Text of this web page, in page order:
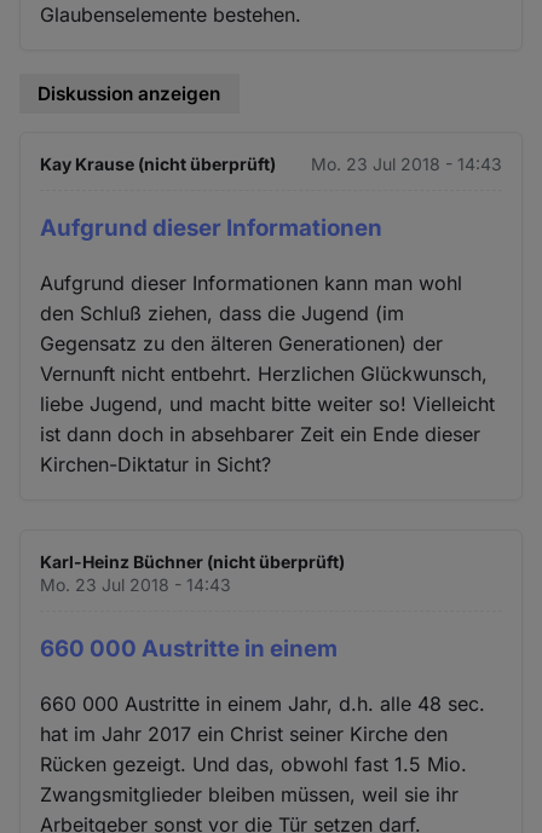
Glaubenselemente bestehen.
Diskussion anzeigen
Kay Krause (nicht überprüft) Mo. 23 Jul 2018 - 14:43
Aufgrund dieser Informationen
Aufgrund dieser Informationen kann man wohl
den Schluß ziehen, dass die Jugend (im
Gegensatz zu den älteren Generationen) der
Vernunft nicht entbehrt. Herzlichen Glückwunsch,
liebe Jugend, und macht bitte weiter so! Vielleicht
ist dann doch in absehbarer Zeit ein Ende dieser
Kirchen-Diktatur in Sicht?
Karl-Heinz Büchner (nicht überprüft)
Mo. 23 Jul 2018 - 14:43
660 000 Austritte in einem
660 000 Austritte in einem Jahr, d.h. alle 48 sec.
hat im Jahr 2017 ein Christ seiner Kirche den
Rücken gezeigt. Und das, obwohl fast 1.5 Mio.
Zwangsmitglieder bleiben müssen, weil sie ihr
Arbeitgeber sonst vor die Tür setzen darf.